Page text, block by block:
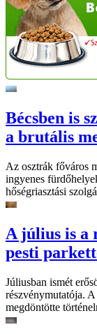
Bécsben is
a brutális
Az osztrák főváros
ingyenes
hőségriasztási
A július is a
pesti
Júliusban ismét
részvénymutatója.
megdöntötte